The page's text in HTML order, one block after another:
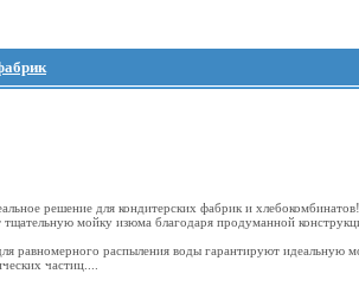
решение для кондитерских фабрик и хлебокомбинатов!
мойку изюма благодаря продуманной
равномерного распыления воды гарантируют идеальную
частиц....